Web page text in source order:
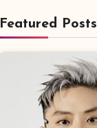
Featured Posts